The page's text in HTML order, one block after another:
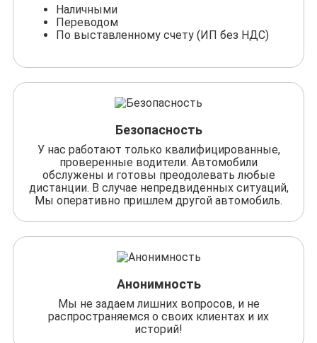
Наличными
Переводом
По выставленному счету (ИП без НДС)
Безопасность
У нас работают только квалифицированные,
проверенные водители. Автомобили
обслужены и готовы преодолевать любые
дистанции. В случае непредвиденных ситуаций,
Мы оперативно пришлем другой автомобиль.
Анонимность
Мы не задаем лишних вопросов, и не
распространяемся о своих клиентах и их
историй!